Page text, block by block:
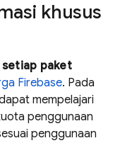
khusus
setiap paket
Firebase. Pada
mempelajari
penggunaan
penggunaan